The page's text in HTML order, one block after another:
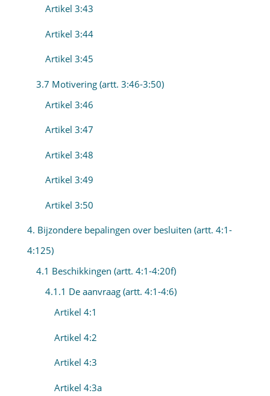
Artikel 3:43
Artikel 3:44
Artikel 3:45
3.7 Motivering (artt. 3:46-3:50)
Artikel 3:46
Artikel 3:47
Artikel 3:48
Artikel 3:49
Artikel 3:50
4. Bijzondere bepalingen over besluiten (artt. 4:1-
4:125)
4.1 Beschikkingen (artt. 4:1-4:20f)
4.1.1 De aanvraag (artt. 4:1-4:6)
Artikel 4:1
Artikel 4:2
Artikel 4:3
Artikel 4:3a